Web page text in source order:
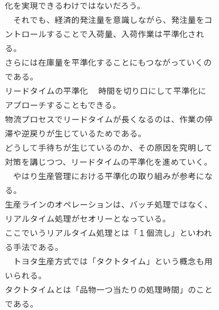
化を実現できるわけではないだろう。
それでも、経済的発注量を意識しながら、発注量をコ
ントロールすることで入荷量、入荷作業は平準化され
る。
さらには在庫量を平準化することにもつながっていくの
である。
リードタイムの平準化 時間を切り口にして平準化に
アプローチすることもできる。
物流プロセスでリードタイムが長くなるのは、作業の停
滞や逆戻りが生じているためである。
どうして手待ちが生じているのか、その原因を究明して
対策を講じつつ、リードタイムの平準化を進めていく。
やはり生産管理における平準化の取り組みが参考にな
る。
生産ラインのオペレーションは、バッチ処理ではなく、
リアルタイム処理がセオリーとなっている。
ここでいうリアルタイム処理とは「１個流し」といわれ
る手法である。
トヨタ生産方式では「タクトタイム」という概念も用
いられる。
タクトタイムとは「品物一つ当たりの処理時間」のこと
である。